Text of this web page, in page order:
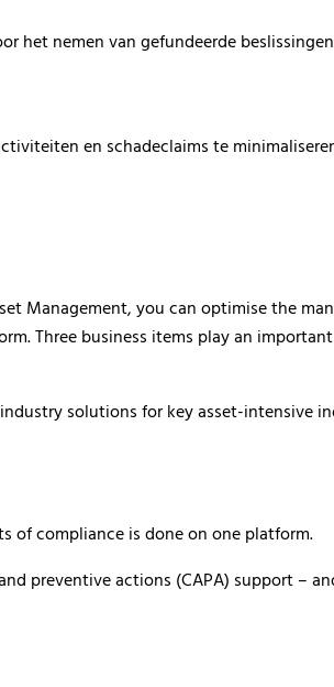
het nemen van gefundeerde beslissingen
en schadeclaims te
Management, you can optimise the
Three business items play an
solutions for key asset-intensive
of compliance is done on one platform.
preventive actions (CAPA) support –